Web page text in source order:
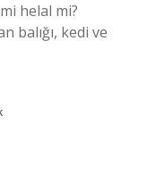
helal mi?
balığı, kedi ve